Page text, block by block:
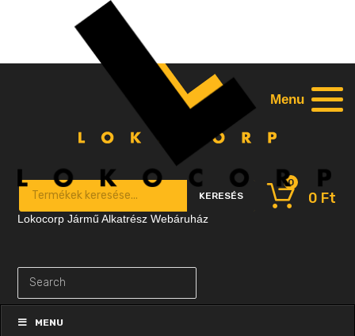
Products search
KERESÉS 0 Ft
0
to
contentMENU
Lokocorp Jármű Alkatrész Webáruház
Menu